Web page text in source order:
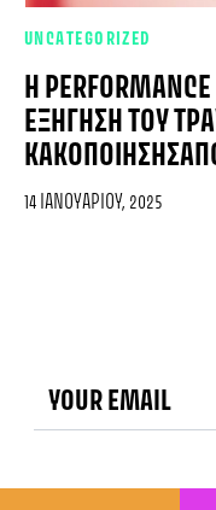
UNCATEGORIZED
Η
ΕΞΉΓΗΣΗ ΤΟΥ
14 ΙΑΝΟΥΑΡΊΟΥ, 2025